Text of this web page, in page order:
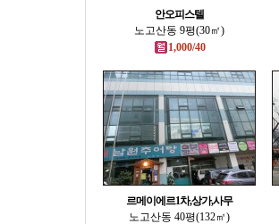
안오피스텔
노고산동 9평(30㎡)
1,000/40
르메이에르1차,상가,사무
노고산동 40평(132㎡)